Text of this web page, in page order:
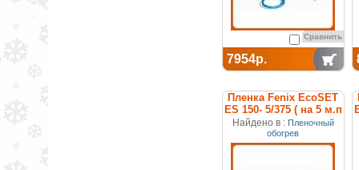
Сравнить
7954р.
Пленка Fenix EcoSET
ES 150- 5/375 ( на 5 м.п
) отопительная (набор)
Найдено в : Пленочный
обогрев